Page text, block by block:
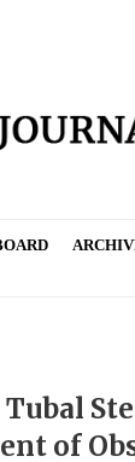
Tubal
of